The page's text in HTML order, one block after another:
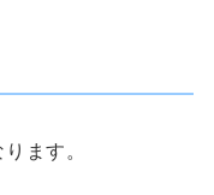
ます。